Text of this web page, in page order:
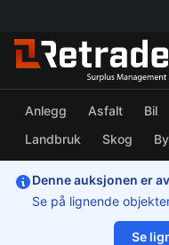
Anlegg Asfalt Bil
Landbruk
Skog
Denne auksjonen er
Se på lignende
Se